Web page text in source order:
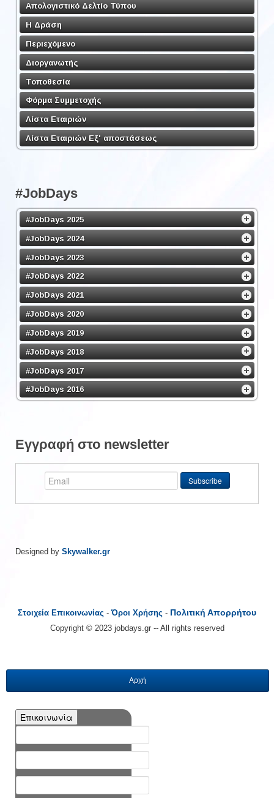
Απολογιστικό Δελτίο Τύπου
Η Δράση
Περιεχόμενο
Διοργανωτής
Τοποθεσία
Φόρμα Συμμετοχής
Λίστα Εταιριών
Λίστα Εταιριών Εξ' αποστάσεως
#JobDays
#JobDays 2025
#JobDays 2024
#JobDays 2023
#JobDays 2022
#JobDays 2021
#JobDays 2020
#JobDays 2019
#JobDays 2018
#JobDays 2017
#JobDays 2016
Εγγραφή στο newsletter
Designed by Skywalker.gr
Στοιχεία Επικοινωνίας -Όροι Χρήσης - Πολιτική Απορρήτου
Copyright © 2023 jobdays.gr -- All rights reserved
Αρχή